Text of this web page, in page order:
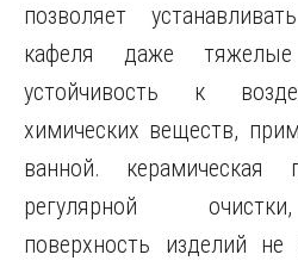
позволяет
кафеля даже
устойчивость к
химических веществ,
ванной. керамическая
регулярной
поверхность изделий